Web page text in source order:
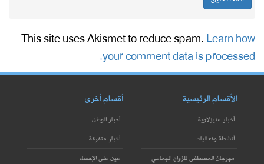
This site uses Akismet to reduce spam.Learn how
your comment data is processed.
الأقسام الرئيسية
أخبار منيزلاوية
أنشطة وفعاليات
مهرجان المصطفى للزواج الجماعي
أقسام أخرى
أخبار الوطن
أخبار متفرقة
عين على الإحساء